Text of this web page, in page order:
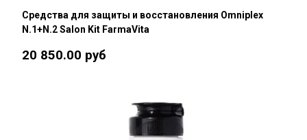
Средства для защиты и восстановления Omniplex
N.1+N.2 Salon Kit FarmaVita
20 850.00 руб